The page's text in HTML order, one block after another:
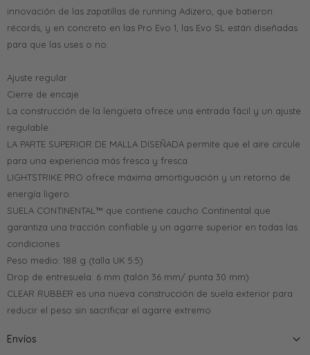
innovación de las zapatillas de running Adizero, que batieron
récords, y en concreto en las Pro Evo 1, las Evo SL están diseñadas
para que las uses o no.
Ajuste regular
Cierre de encaje
La construcción de la lengüeta ofrece una entrada fácil y un ajuste
regulable.
LA PARTE SUPERIOR DE MALLA DISEÑADA permite que el aire circule
para una experiencia más fresca y fresca
LIGHTSTRIKE PRO ofrece máxima amortiguación y un retorno de
energía ligero.
SUELA CONTINENTAL™ que contiene caucho Continental que
garantiza una tracción confiable y un agarre superior en todas las
condiciones
Peso medio: 188 g (talla UK 5.5)
Drop de entresuela: 6 mm (talón 36 mm/ punta 30 mm)
CLEAR RUBBER es una nueva construcción de suela exterior para
reducir el peso sin sacrificar el agarre extremo
Envíos